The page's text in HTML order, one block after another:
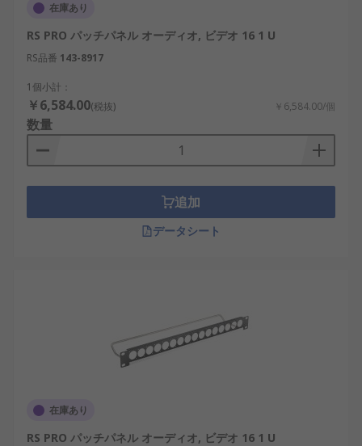
在庫あり
RS PRO パッチパネル オーディオ, ビデオ 16 1 U
RS品番 143-8917
1個小計：
￥6,584.00(税抜) ￥6,584.00/個
数量
追加
データシート
在庫あり
RS PRO パッチパネル オーディオ, ビデオ 16 1 U